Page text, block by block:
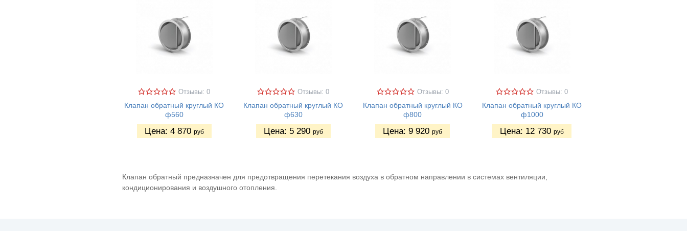
Отзывы: 0
Клапан обратный круглый КО
ф560
Цена: 4 870 руб
Отзывы: 0
Клапан обратный круглый КО
ф630
Цена: 5 290 руб
Отзывы: 0
Клапан обратный круглый КО
ф800
Цена:9 920 руб
Отзывы: 0
Клапан обратный круглый КО
ф1000
Цена: 12 730 руб
Клапан обратный предназначен для предотвращения перетекания воздуха в обратном направлении в системах вентиляции,
кондиционирования и воздушного отопления.